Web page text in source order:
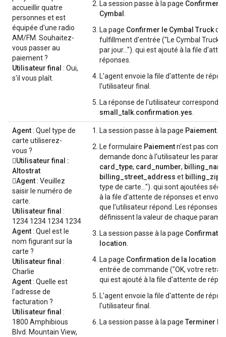
accueillir quatre
personnes et est
équipée d'une radio
AM/FM. Souhaitez-
vous passer au
paiement ?
Utilisateur final : Oui,
s'il vous plaît.
La session passe à la page Confirmer
Cymbal
La page Confirmer le Cymbal Truck
fulfillment d'entrée ("Le Cymbal Truck
par jour…"). qui est ajouté à la file
réponses.
L'agent envoie la file d'attente de
l'utilisateur final.
La réponse de l'utilisateur correspond à
small_talk.confirmation.yes
Agent: Quel type de
carte utiliserez-
vous ?
Utilisateur final :
Altostrat
Agent: Veuillez
saisir le numéro de
carte.
Utilisateur final :
1234 1234 1234 1234
Agent: Quel est le
nom figurant sur la
carte ?
Utilisateur final :
Charlie
Agent: Quelle est
l'adresse de
facturation ?
Utilisateur final :
1800 Amphibious
Blvd. Mountain View,
La session passe à la page Paiement
Le formulaire Paiementn'est pas
demande donc à l'utilisateur les
card_type, card_number,
billing_street_address et
type de carte…"). qui sont ajoutées
à la file d'attente de réponses et
que l'utilisateur répond. Les réponses
définissent la valeur de chaque
La session passe à la page
location
La page Confirmation de la location
entrée de commande ("OK, votre
qui est ajouté à la file d'attente de
L'agent envoie la file d'attente de
l'utilisateur final.
La session passe à la page Terminer la